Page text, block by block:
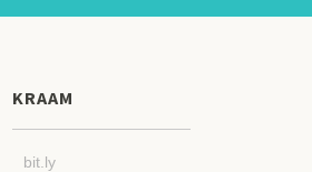
KRAAM
bit.ly